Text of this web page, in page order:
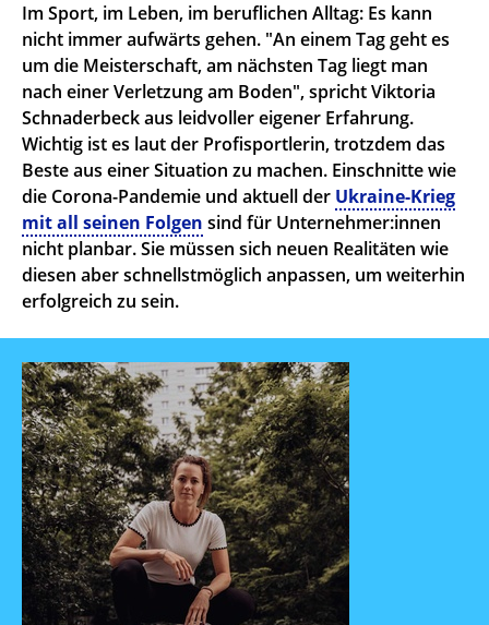
Im Sport, im Leben, im beruflichen Alltag: Es kann
nicht immer aufwärts gehen. "An einem Tag geht es
um die Meisterschaft, am nächsten Tag liegt man
nach einer Verletzung am Boden", spricht Viktoria
Schnaderbeck aus leidvoller eigener Erfahrung.
Wichtig ist es laut der Profisportlerin, trotzdem das
Beste aus einer Situation zu machen. Einschnitte wie
die Corona-Pandemie und aktuell der Ukraine-Krieg
mit all seinen Folgen sind für Unternehmer:innen
nicht planbar. Sie müssen sich neuen Realitäten wie
diesen aber schnellstmöglich anpassen, um weiterhin
erfolgreich zu sein.